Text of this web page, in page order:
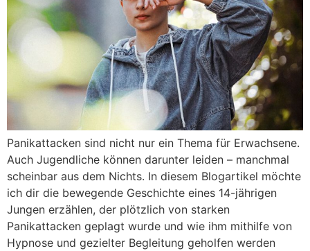
Panikattacken sind nicht nur ein Thema für Erwachsene.
Auch Jugendliche können darunter leiden – manchmal
scheinbar aus dem Nichts. In diesem Blogartikel möchte
ich dir die bewegende Geschichte eines 14-jährigen
Jungen erzählen, der plötzlich von starken
Panikattacken geplagt wurde und wie ihm mithilfe von
Hypnose und gezielter Begleitung geholfen werden